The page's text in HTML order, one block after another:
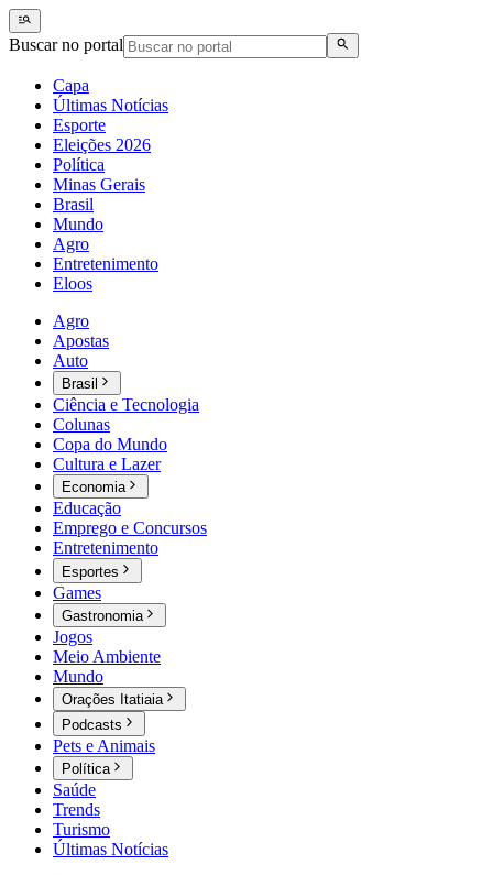
Buscar no portal
Capa
Últimas Notícias
Esporte
Eleições 2026
Política
Minas Gerais
Brasil
Mundo
Agro
Entretenimento
Eloos
Agro
Apostas
Auto
Brasil
Ciência e Tecnologia
Colunas
Copa do Mundo
Cultura e Lazer
Economia
Educação
Emprego e Concursos
Entretenimento
Esportes
Games
Gastronomia
Jogos
Meio Ambiente
Mundo
Orações Itatiaia
Podcasts
Pets e Animais
Política
Saúde
Trends
Turismo
Últimas Notícias